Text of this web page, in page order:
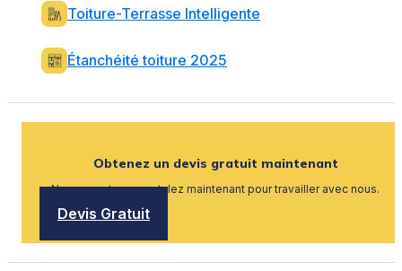
Toiture-Terrasse Intelligente
Étanchéité toiture 2025
Obtenez un devis gratuit maintenant
Nous recrutons, postulez maintenant pour travailler avec nous.
Devis Gratuit